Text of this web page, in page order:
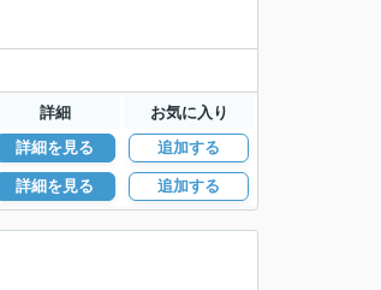
詳細 お気に入り
詳細を見る 追加する
詳細を見る 追加する